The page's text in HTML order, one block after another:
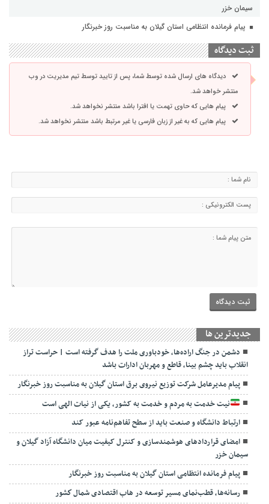
سیمان خزر
پیام فرمانده انتظامی استان گیلان به مناسبت روز خبرنگار
ثبت دیدگاه
دیدگاه های ارسال شده توسط شما، پس از تایید توسط تیم مدیریت در وب
منتشر خواهد شد.
پیام هایی که حاوی تهمت یا افترا باشد منتشر نخواهد شد.
پیام هایی که به غیر از زبان فارسی یا غیر مرتبط باشد منتشر نخواهد شد.
جديدترين ها
دشمن در جنگ اراده‌ها، خودباوری ملت را هدف گرفته است | حراست تراز
انقلاب باید چشم بینا، قاطع و مهربان ادارات باشد
پیام مدیرعامل شرکت توزیع نیروی برق استان گیلان به مناسبت روز خبرنگار ‌
نیت خدمت به مردم و خدمت به کشور، یکی از نیات الهی است
ارتباط دانشگاه و صنعت باید از سطح تفاهم‌نامه عبور کند
امضای قراردادهای هوشمندسازی و کنترل کیفیت میان دانشگاه آزاد گیلان و
سیمان خزر
پیام فرمانده انتظامی استان گیلان به مناسبت روز خبرنگار
رسانه‌ها، قطب‌نمای مسیر توسعه در هاب اقتصادی شمال كشور